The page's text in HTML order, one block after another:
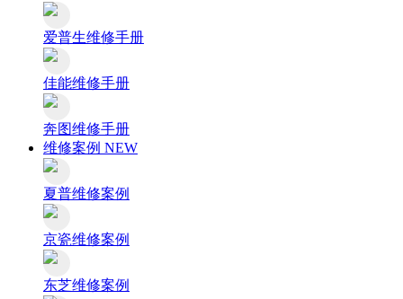
爱普生维修手册
佳能维修手册
奔图维修手册
维修案例 NEW
夏普维修案例
京瓷维修案例
东芝维修案例